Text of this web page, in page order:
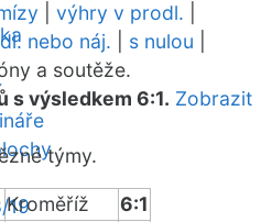
19
výhry v prodl.
nebo náj. s nulou
a soutěže.
s výsledkem 6:1. Zobrazit
týmy.
Kroměříž
6:1